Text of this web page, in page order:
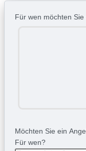
Für wen möchten
Möchten Sie ein
Für wen?